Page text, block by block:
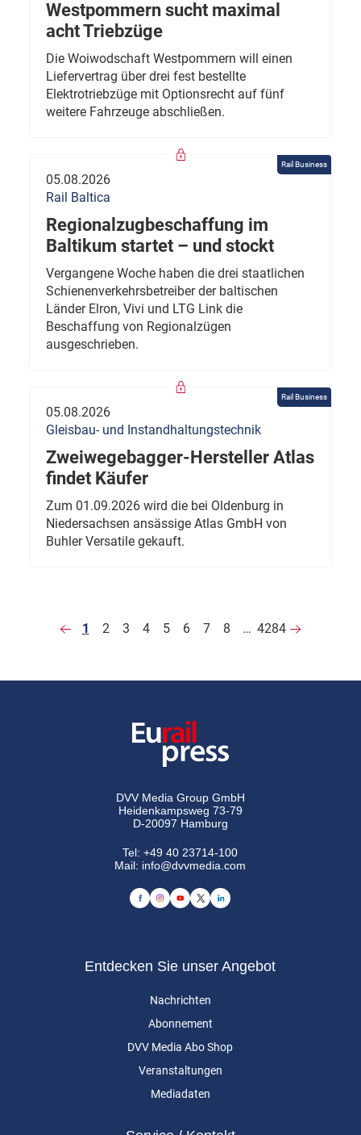
Westpommern sucht maximal
acht Triebzüge
Die Woiwodschaft Westpommern will einen
Liefervertrag über drei fest bestellte
Elektrotriebzüge mit Optionsrecht auf fünf
weitere Fahrzeuge abschließen.
Rail Business
05.08.2026
Rail Baltica
Regionalzugbeschaffung im
Baltikum startet – und stockt
Vergangene Woche haben die drei staatlichen
Schienenverkehrsbetreiber der baltischen
Länder Elron, Vivi und LTG Link die
Beschaffung von Regionalzügen
ausgeschrieben.
Rail Business
05.08.2026
Gleisbau- und Instandhaltungstechnik
Zweiwegebagger-Hersteller Atlas
findet Käufer
Zum 01.09.2026 wird die bei Oldenburg in
Niedersachsen ansässige Atlas GmbH von
Buhler Versatile gekauft.
1 2 3 4 5 6 7 8 … 4284
DVV Media Group GmbH
Heidenkampsweg 73-79
D-20097 Hamburg
Tel:+49 40 23714-100
Mail: info@dvvmedia.com
Entdecken Sie unser Angebot
Nachrichten
Abonnement
DVV Media Abo Shop
Veranstaltungen
Mediadaten